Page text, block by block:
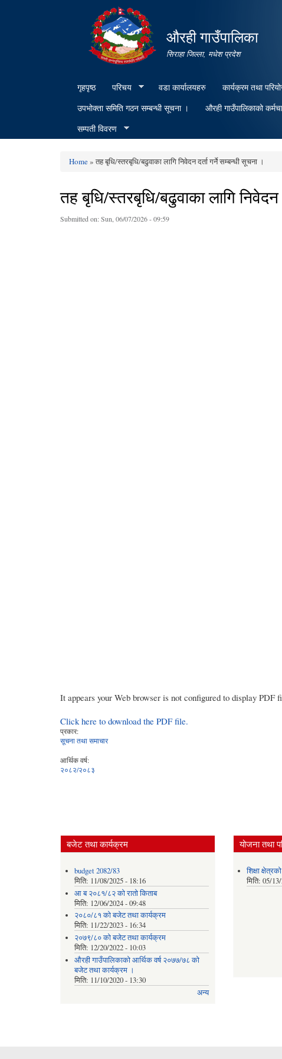
औरही गाउँपालिका
सिराहा जिल्ला, मधेश प्रदेश
गृहपृष्ठ परिचय वडा कार्यालयहरु कार्यक्रम तथा
उपभोक्ता समिति गठन सम्बन्धी सूचना ।
औरही गाउँपालिकाको
सम्पती विवरण
You are here
Home» तह बृधि/स्तरबृधि/बढुवाका लागि निवेदन दर्ता गर्ने सम्बन्धी सूचना ।
तह बृधि/स्तरबृधि/बढुवाका लागि निवेदन
Submitted on:Sun, 06/07/2026 - 09:59
It appears your Web browser is not configured to display PDF
Click here to download the PDF file.
प्रकार:
सूचना तथा समाचार
आर्थिक वर्ष:
२०८२/२०८३
बजेट तथा कार्यक्रम
budget 2082/83
मिति: 11/08/2025 - 18:16
आ ब २०८१/८२ काे राताे किताब
मिति: 12/06/2024 - 09:48
२०८०/८१ को बजेट तथा कार्यक्रम
मिति: 11/22/2023 - 16:34
२०७९/८० को बजेट तथा कार्यक्रम
मिति: 12/20/2022 - 10:03
औरही गाउँपालिकाको आर्थिक वर्ष २०७७/७८ को
बजेट तथा कार्यक्रम ।
मिति: 11/10/2020 - 13:30
अन्य
योजना तथा
शिक्षा
मिति:05/